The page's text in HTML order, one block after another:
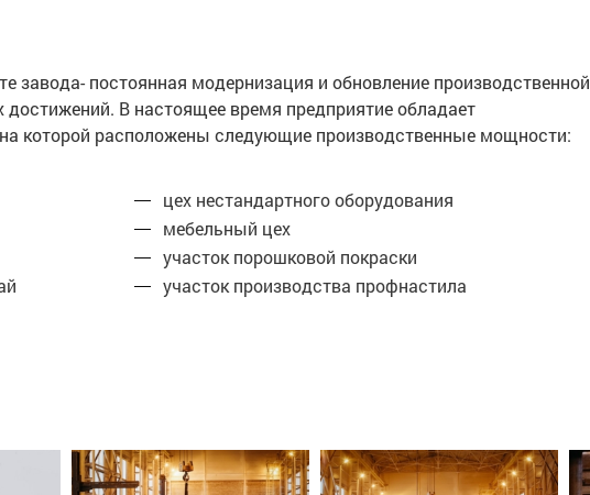
завода- постоянная модернизация и обновление производственной
достижений. В настоящее время предприятие обладает
которой расположены следующие производственные мощности:
цех нестандартного оборудования
мебельный цех
участок порошковой покраски
участок производства профнастила